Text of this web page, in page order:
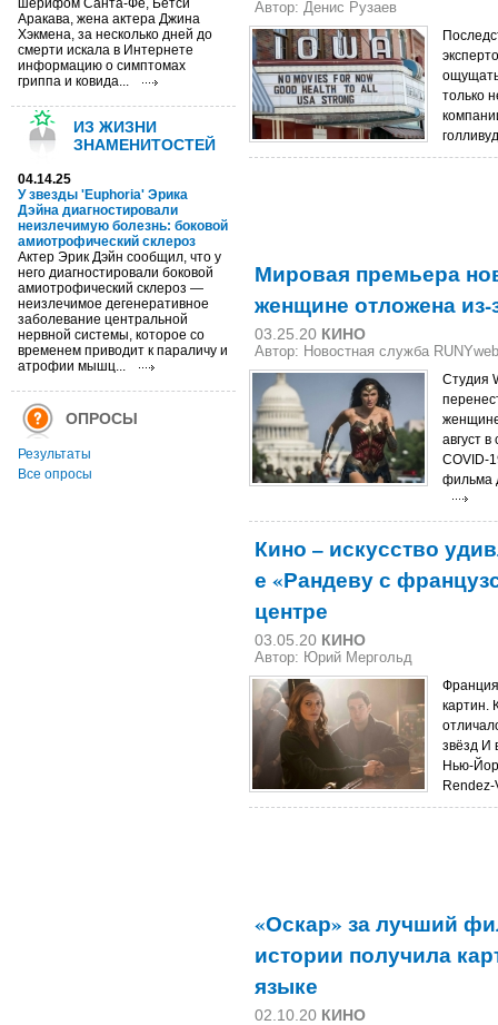
шерифом Санта-Фе, Бетси
Аракава, жена актера Джина
Хэкмена, за несколько дней до
смерти искала в Интернете
информацию о симптомах
гриппа и ковида...
ИЗ ЖИЗНИ
ЗНАМЕНИТОСТЕЙ
04.14.25
У звезды 'Euphoria' Эрика
Дэйна диагностировали
неизлечимую болезнь: боковой
амиотрофический склероз
Актер Эрик Дэйн сообщил, что у
него диагностировали боковой
амиотрофический склероз —
неизлечимое дегенеративное
заболевание центральной
нервной системы, которое со
временем приводит к параличу и
атрофии мышц...
ОПРОСЫ
Результаты
Все опросы
Автор: Денис Рузаев
только
Мировая премьера
женщине отложена
03.25.20 КИНО
Автор: Новостная служба RUNYweb
Студия
август
COVID-
фильма
Кино – искусство
е «Рандеву с
центре
03.05.20 КИНО
Автор: Юрий Мергольд
Франция
картин.
звёзд И
Нью-
«Оскар» за лучший
истории получила
языке
02.10.20 КИНО